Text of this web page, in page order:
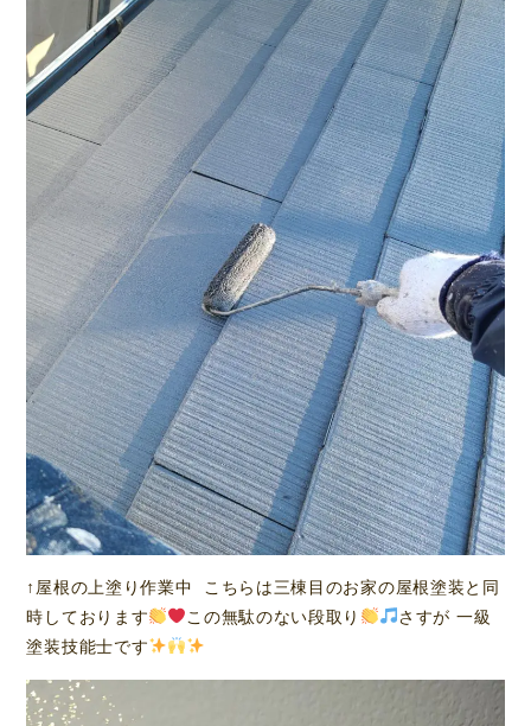
↑屋根の上塗り作業中 こちらは三棟目のお家の屋根塗装と同
時しております
この無駄のない段取り
さすが 一級
塗装技能士です